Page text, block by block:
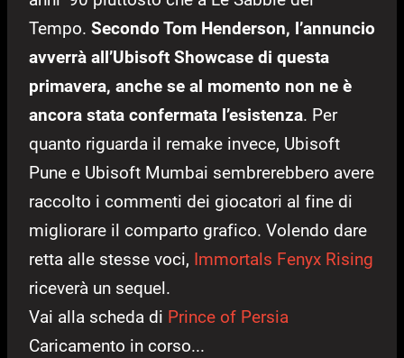
Tempo. Secondo Tom Henderson, l’annuncio
avverrà all’Ubisoft Showcase di questa
primavera, anche se al momento non ne è
ancora stata confermata l’esistenza. Per
quanto riguarda il remake invece, Ubisoft
Pune e Ubisoft Mumbai sembrerebbero avere
raccolto i commenti dei giocatori al fine di
migliorare il comparto grafico. Volendo dare
retta alle stesse voci, Immortals Fenyx Rising
riceverà un sequel.
Vai alla scheda di Prince of Persia
Caricamento in corso...